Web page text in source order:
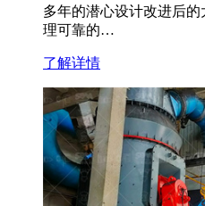
多年的潜心设计改进后
理可靠的…
了解详情